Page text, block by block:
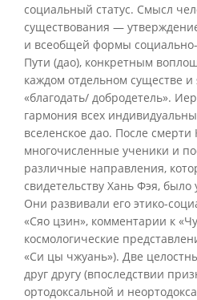
социальный статус. Смысл
существования —
и всеобщей формы
Пути (дао), конкретным
каждом отдельном существе
«благодать/ добродетель».
гармония всех
вселенское дао. После
многочисленные ученики и
различные направления,
свидетельству Хань Фэя,
Они развивали его этико-
«Сяо цзин», комментарии к
космологические
«Си цы чжуань»). Две
друг другу (впоследствии
ортодоксальной и